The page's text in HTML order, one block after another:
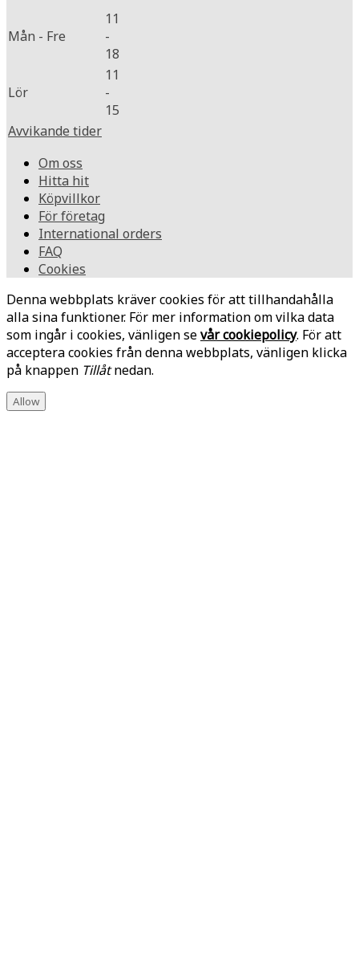
Mån - Fre
11
-
18
Lör
11
-
15
Avvikande tider
Om oss
Hitta hit
Köpvillkor
För företag
International orders
FAQ
Cookies
Denna webbplats kräver cookies för att tillhandahålla
alla sina funktioner. För mer information om vilka data
som ingår i cookies, vänligen sevår cookiepolicy. För att
acceptera cookies från denna webbplats, vänligen klicka
på knappen Tillåtnedan.
Allow